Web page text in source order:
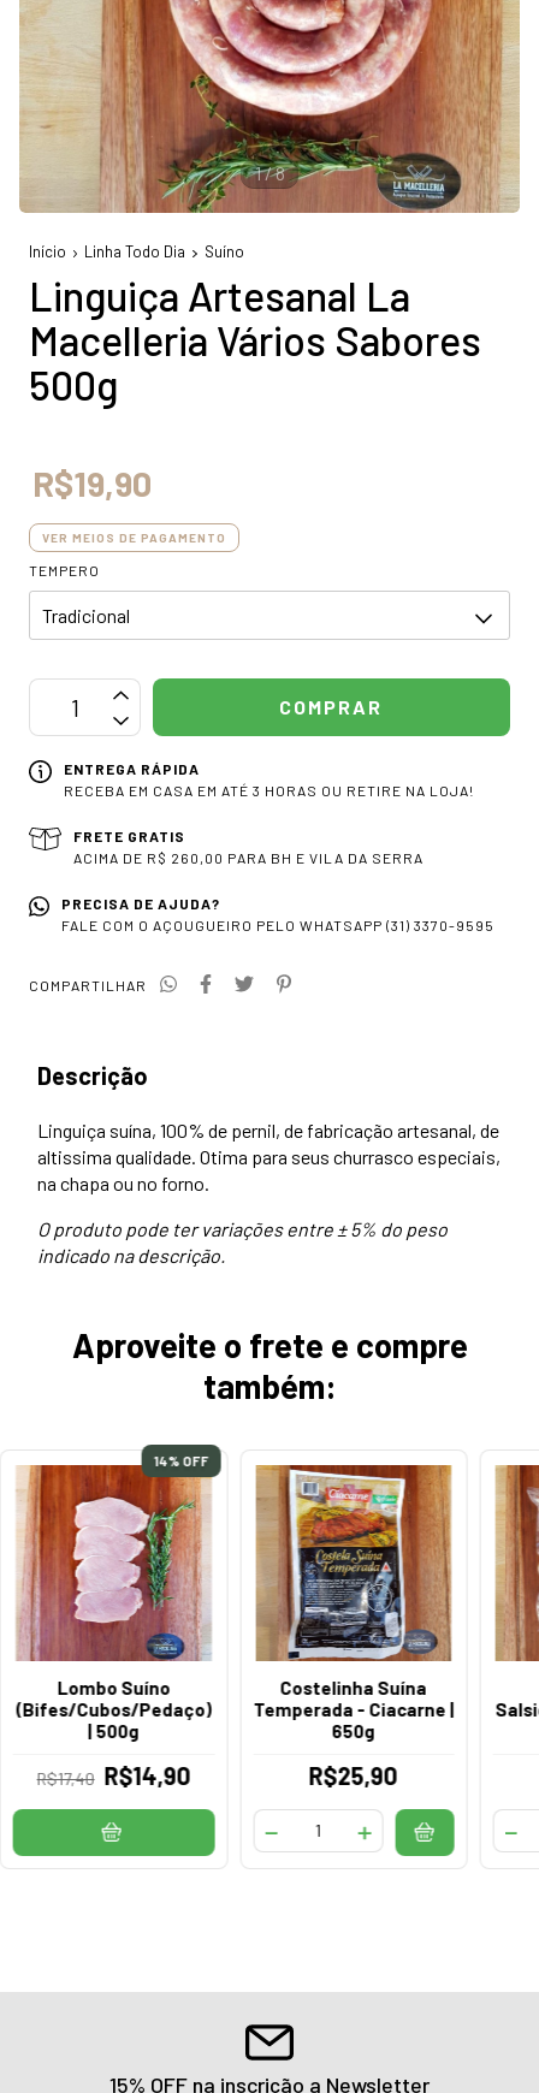
1/8
Início Linha Todo Dia Suíno
Linguiça Artesanal La
Macelleria Vários Sabores
500g
R$19,90
VER MEIOS DE PAGAMENTO
TEMPERO
ENTREGA RÁPIDA
RECEBA EM CASA EM ATÉ 3 HORAS OU RETIRE NA LOJA!
FRETE GRATIS
ACIMA DE R$ 260,00 PARA BH E VILA DA SERRA
PRECISA DE AJUDA?
FALE COM O AÇOUGUEIRO PELO WHATSAPP (31) 3370-9595
COMPARTILHAR
Descrição
Linguiça suína, 100% de pernil, de fabricação artesanal, de
altissima qualidade. Otima para seus churrasco especiais,
na chapa ou no forno.
O produto pode ter variações entre ± 5% do peso
indicado na descrição.
Aproveite o frete e compre
também:
14% OFF
Lombo Suíno
(Bifes/Cubos/Pedaço)
| 500g
R$17,40 R$14,90
Costelinha Suína
Temperada - Ciacarne |
650g
R$25,90
15% OFF na inscrição a Newsletter